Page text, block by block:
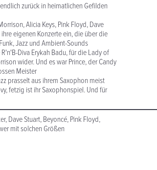
zurück in heimatlichen Gefilden
Alicia Keys, Pink Floyd, Dave
eigenen Konzerte ein, die über die
Jazz und Ambient-Sounds
Diva Erykah Badu, für die Lady of
wider. Und es war Prince, der Candy
Meister
prasselt aus ihrem Saxophon meist
fetzig ist ihr Saxophonspiel. Und für
Dave Stuart, Beyoncé, Pink Floyd,
mit solchen Größen